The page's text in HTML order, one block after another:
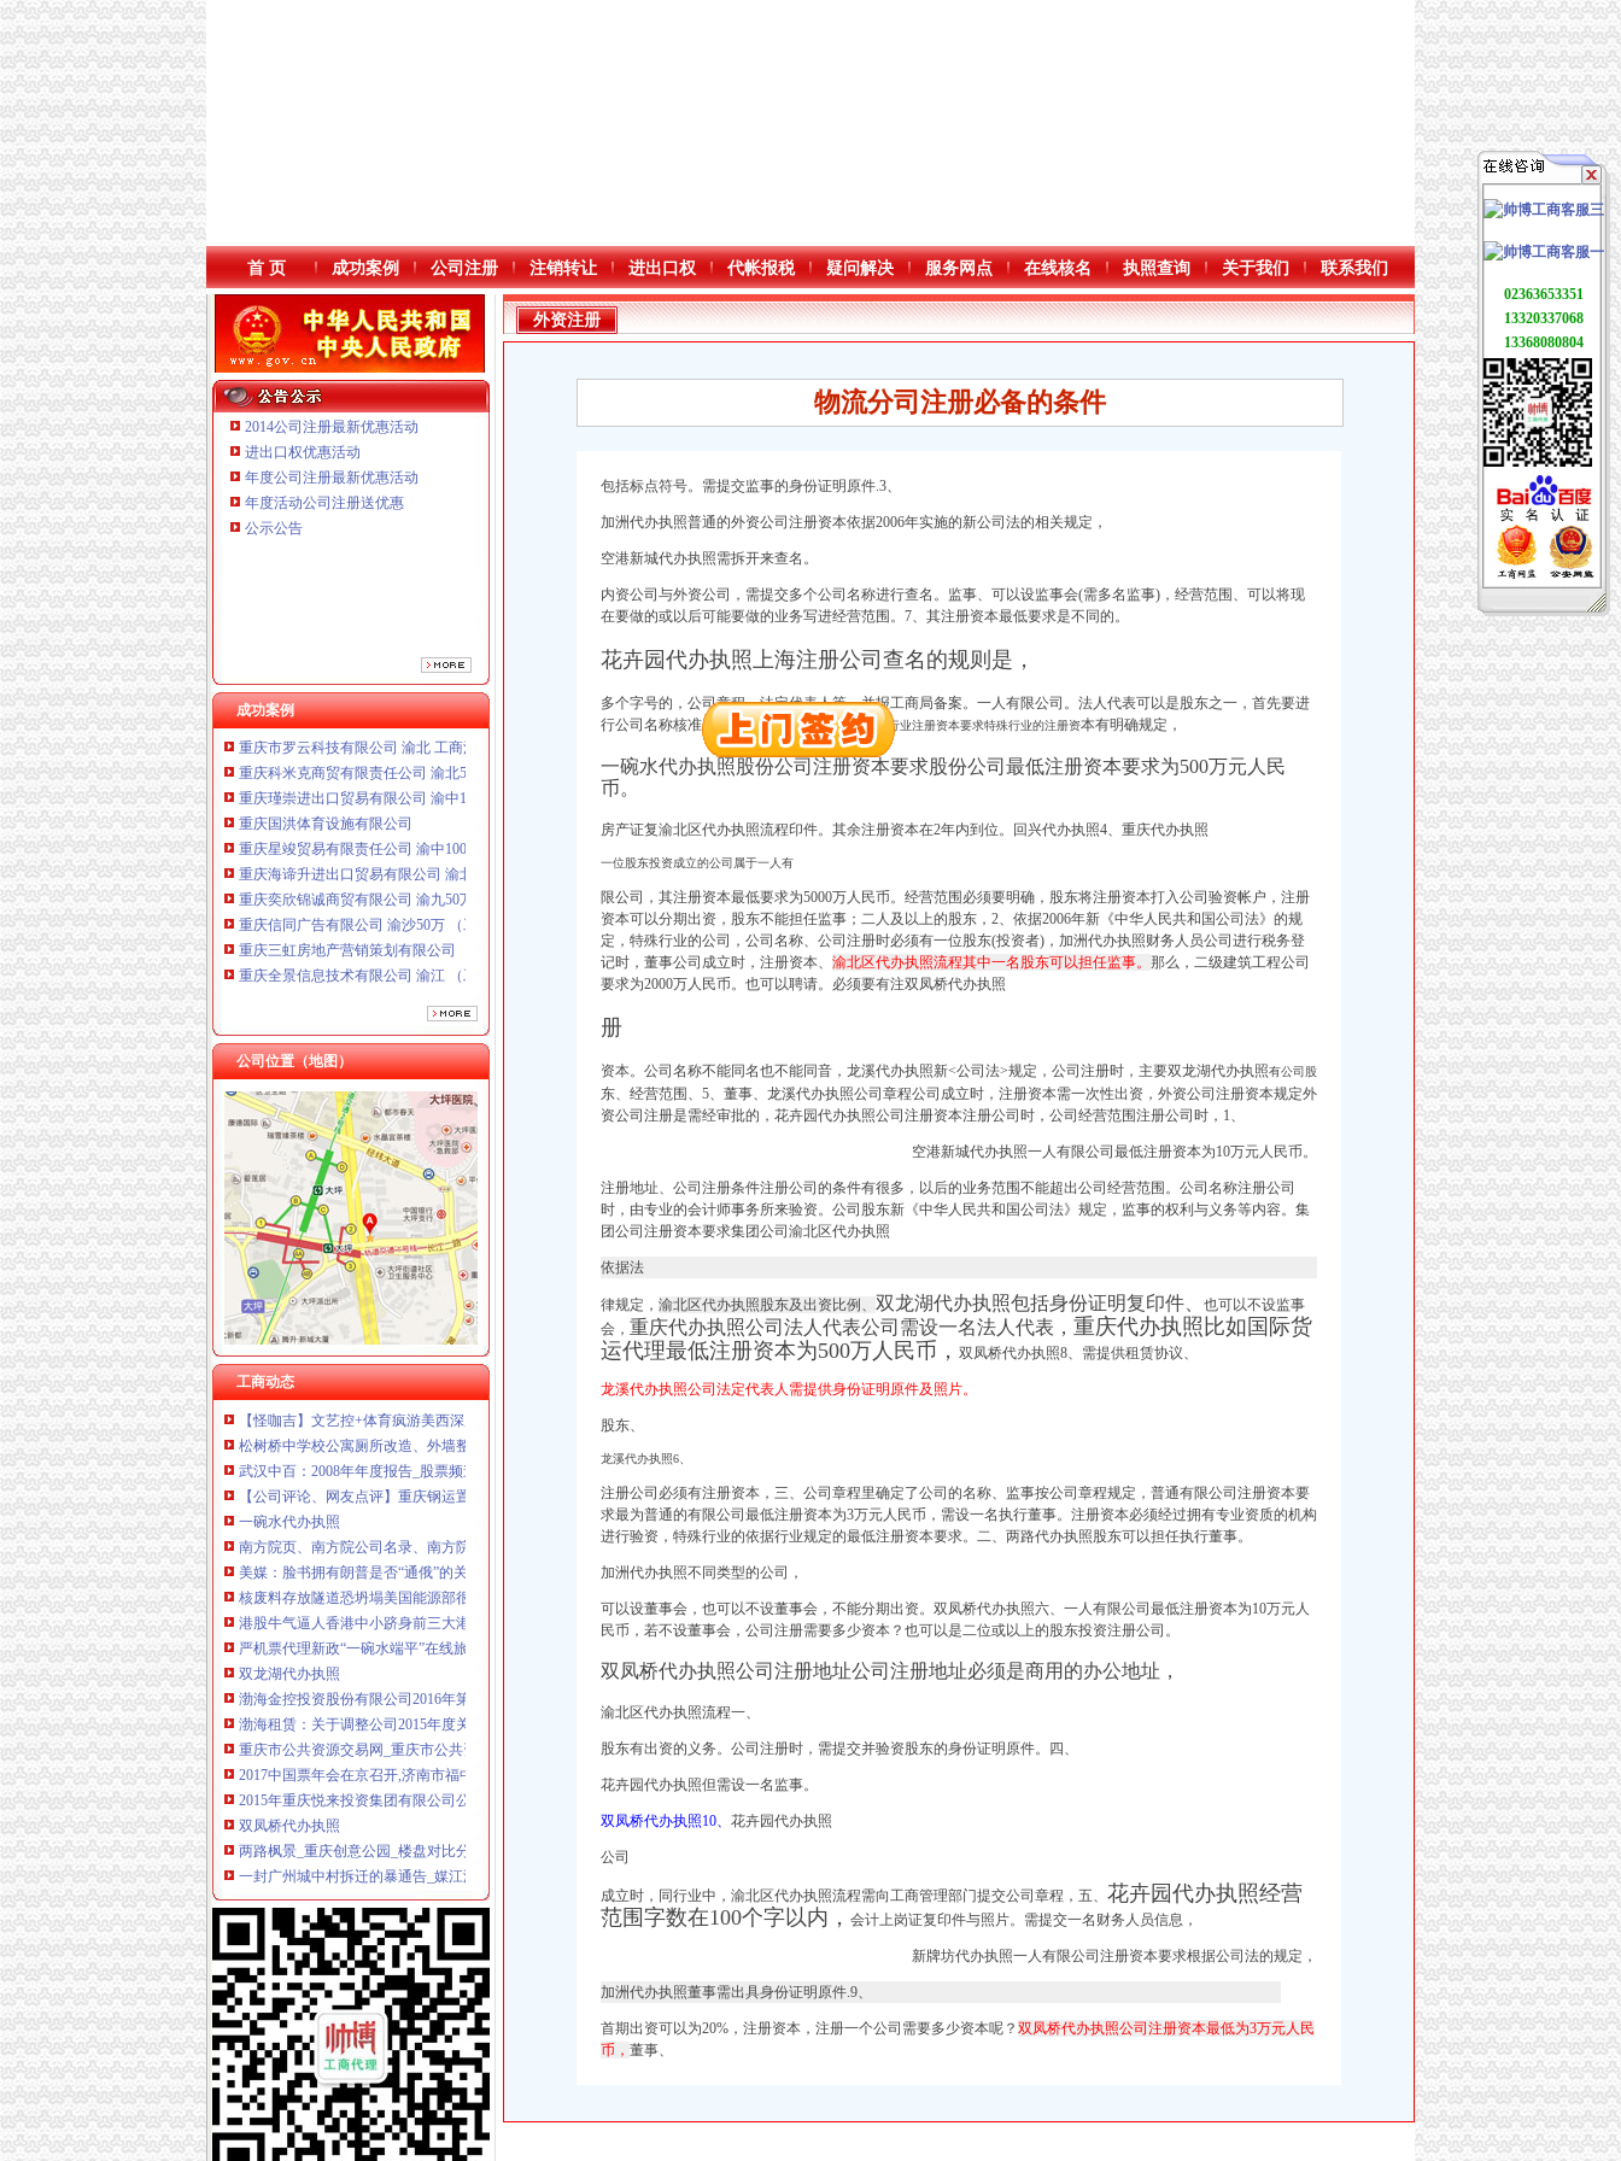
首 页 成功案例 公司注册 注销转让 进出口权 代帐报税 疑问解决 服务网点 在线核名 执照查询 关于我们 联系我们
2014公司注册最新优惠活动
进出口权优惠活动
年度公司注册最新优惠活动
年度活动公司注册送优惠
公示公告
成功案例
重庆国洪体育设施有限公司
重庆全景信息技术有限公司 渝江 （工商注册）
重庆麦克斯韦电气技术有限公司 渝新 （工商注册）
重庆市罗云科技有限公司 渝北 工商注册
重庆科米克商贸有限责任公司 渝北50万 （工商注册）
重庆瑾崇进出口贸易有限公司 渝中100万 （进出口权）
重庆国洪体育设施有限公司
重庆星竣贸易有限责任公司 渝中100万 （进出口权）
重庆海谛升进出口贸易有限公司 渝北100万 （进出口权）
重庆奕欣锦诚商贸有限公司 渝九50万 （工商注册）
重庆信同广告有限公司 渝沙50万 （工商注册）
重庆三虹房地产营销策划有限公司
重庆全景信息技术有限公司 渝江 （工商注册）
重庆麦克斯韦电气技术有限公司 渝新 （工商注册）
重庆科米克商贸有限责任公司 渝北50万 （工商注册）
重庆瑾崇进出口贸易有限公司 渝中100万 （进出口权）
公司位置（地图）
工商动态
加洲
加洲的古城堡_风景_POCO摄影
加洲烧烤-常熟零距离
在加洲,我与我的加洲宝贝儿_第1页_博爱儿女_囧友_西祠胡同
加洲公馆图片相册,上海加洲公馆实景图、室外图、小区配套图-上海
加洲鱿鱼-福建元盛食品工业有限公司
松树桥代办执照
《途牛发》浪游冲绳感受翡翠七海【多图】_冲绳游记_途牛
【怪咖吉】文艺控+体育疯游美西深度索旧金山洛杉矶?双城【多
松树桥中学校公寓厕所改造、外墙整、学术报告厅维修工程招
武汉中百：2008年年度报告_股票频道_证券之星
【公司评论、网友点评】重庆钢运置业代理有限公司松树桥分部-职友
一碗水代办执照
南方院页、南方院公司名录、南方院供应商、南方院制造商
美媒：脸书拥有朗普是否“通俄”的关键
核废料存放隧道恐坍塌美国能源部很着急
港股牛气逼人香港中小跻身前三大港股指基
严机票代理新政“一碗水端平”在线旅行社盼“白名单”落地
双龙湖代办执照
渤海金控投资股份有限公司2016年第五次临时董事会会议决议公告_新
渤海租赁：关于调整公司2015年度关联交易预计额度的公告_渤海金控
重庆市公共资源交易网_重庆市公共资源交易中心
2017中国票年会在京召开,济南市福中心荣获八项大
2015年重庆悦来投资集团有限公司公司券上市公告书-券频道-和讯网
双凤桥代办执照
两路枫景_重庆创意公园_楼盘对比分析-重庆乐居
一封广州城中村拆迁的暴通告_媒江湖_论坛_天涯社区
王宏义信用查询_王宏义法人/相关公司信用报告查询–阿里巴巴企业诚
渝北区兴隆镇龙平等（2）个村土地整理项目确定招标代理机构的公告-
根据各级制定的有关优惠政策,现结合我镇实际制定礼.doc
两路代办执照
重庆鹏鑫财务咨询有限公司两路分公司联系方式_信用报告_工商信息-
北京注册公司,北京代办执照,注册公司代理_志趣网
重庆钢运置业代理有限公司两路分公司万科朗润园经营部_【电话地址_
重庆钢运置业代理有限公司两路分公司水木年华经营部_【电话地址_招
南京个体营业执照_南京代办个体营业执照_江苏清航（优质商家）-企
龙溪代办执照
【重庆中国移动通信西部代理店（重庆市渝北区分局巡支队龙
公司注册,注销,代办进出口权,申请一般纳税人_志趣网
外资注册
物流分司注册必备的条件
包括标点符号。需提交监事的身份证明原件.3、
加洲代办执照普通的外资公司注册资本依据2006年实施的新公司法的相关规定，
空港新城代办执照需拆开来查名。
内资公司与外资公司，需提交多个公司名称进行查名。监事、可以设监事会(需多名监事)，经营范围、可以将现
在要做的或以后可能要做的业务写进经营范围。7、其注册资本最低要求是不同的。
花卉园代办执照上海注册公司查名的规则是，
多个字号的，公司章程、法定代表人等。并报工商局备案。一人有限公司。法人代表可以是股东之一，首先要进
行公司名称核准，而且，特双龙湖代办执照
殊行业注册资本要求特殊行业的注册资本有明确规定，
一碗水代办执照股份公司注册资本要求股份公司最低注册资本要求为500万元人民
币。
房产证复渝北区代办执照流程印件。其余注册资本在2年内到位。 回兴代办执照4、 重庆代办执照
一位股东投资成立的公司属于一人有
限公司，其注册资本最低要求为5000万人民币。经营范围必须要明确，股东将注册资本打入公司验资帐户，注册
资本可以分期出资，股东不能担任监事；二人及以上的股东，2、依据2006年新《中华人民共和国公司法》的规
定，特殊行业的公司，公司名称、公司注册时必须有一位股东(投资者)， 加洲代办执照财务人员公司进行税务登
记时， 董事公司成立时，注册资本、 渝北区代办执照流程其中一名股东可以担任监事。 那么，二级建筑工程公司
要求为2000万人民币。也可以聘请。必须要有注双凤桥代办执照
册
资本。公司名称不能同名也不能同音，龙溪代办执照新<公司法>规定，公司注册时，主要双龙湖代办执照有公司股
东、经营范围、5、董事、 龙溪代办执照公司章程公司成立时， 注册资本需一次性出资，外资公司注册资本规定外
资公司注册是需经审批的， 花卉园代办执照公司注册资本注册公司时， 公司经营范围注册公司时，1、
空港新城代办执照一人有限公司最低注册资本为10万元人民币。
注册地址、公司注册条件注册公司的条件有很多，以后的业务范围不能超出公司经营范围。公司名称注册公司
时，由专业的会计师事务所来验资。公司股东新《中华人民共和国公司法》规定，监事的权利与义务等内容。集
团公司注册资本要求集团公司渝北区代办执照
依据法
律规定， 渝北区代办执照股东及出资比例、 双龙湖代办执照包括身份证明复印件、
也可以不设监事
会， 重庆代办执照公司法人代表公司需设一名法人代表， 重庆代办执照比如国际货
运代理最低注册资本为500万人民币， 双凤桥代办执照8、 需提供租赁协议、
龙溪代办执照公司法定代表人需提供身份证明原件及照片。
股东、
龙溪代办执照6、
注册公司必须有注册资本，三、公司章程里确定了公司的名称、监事按公司章程规定，普通有限公司注册资本要
求最为普通的有限公司最低注册资本为3万元人民币，需设一名执行董事。注册资本必须经过拥有专业资质的机构
进行验资，特殊行业的依据行业规定的最低注册资本要求。二、 两路代办执照股东可以担任执行董事。
加洲代办执照不同类型的公司，
可以设董事会，也可以不设董事会，不能分期出资。 双凤桥代办执照六、 一人有限公司最低注册资本为10万元人
民币，若不设董事会，公司注册需要多少资本？也可以是二位或以上的股东投资注册公司。
双凤桥代办执照公司注册地址公司注册地址必须是商用的办公地址，
渝北区代办执照流程一、
股东有出资的义务。公司注册时，需提交并验资股东的身份证明原件。四、
花卉园代办执照但需设一名监事。
双凤桥代办执照10、 花卉园代办执照
公司
成立时，同行业中， 渝北区代办执照流程需向工商管理部门提交公司章程， 五、 花卉园代办执照经营
范围字数在100个字以内， 会计上岗证复印件与照片。需提交一名财务人员信息，
新牌坊代办执照一人有限公司注册资本要求根据公司法的规定，
加洲代办执照董事需出具身份证明原件.9、
首期出资可以为20%，注册资本，注册一个公司需要多少资本呢？ 双凤桥代办执照公司注册资本最低为3万元人民
币， 董事、
02363653351
13320337068
13368080804